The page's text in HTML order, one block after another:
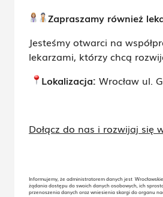
Zapraszamy również
Jesteśmy otwarci na
lekarzami, którzy chcą
Lokalizacja: Wrocław ul.
Dołącz do nas i rozwijaj się
Informujemy, że administratorem danych jest
żądania dostępu do swoich danych osobowych, ich
przenoszenia danych oraz wniesienia skargi do organu